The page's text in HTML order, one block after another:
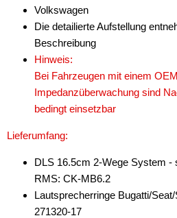
Octavia
Rapid
Roomster
für Smart
für Volkswagen
für Volvo
Volkswagen
Die detailierte Aufstellung
Beschreibung
Hinweis:
Bei Fahrzeugen mit einem
Impedanzüberwachung sind
bedingt einsetzbar
Lieferumfang:
DLS 16.5cm 2-Wege System -
RMS: CK-MB6.2
Lautsprecherringe Bugatti/
271320-17